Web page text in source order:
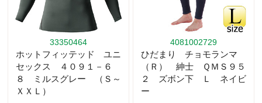
33350464
ホットフィッテッド ユニ
セックス ４０９１－６
８ ミルスグレー （Ｓ～
ＸＸＬ）
4081002729
ひだまり チョモランマ
（Ｒ） 紳士 ＱＭＳ９５
２ ズボン下 Ｌ ネイビ
ー